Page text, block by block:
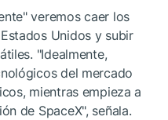
veremos caer los
Unidos y subir
"Idealmente,
del mercado
mientras empieza a
de SpaceX", señala.